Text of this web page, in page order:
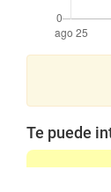
Te puede